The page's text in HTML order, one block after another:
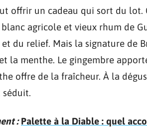
offrir un cadeau qui sort du lot.
agricole et vieux rhum de
du relief. Mais la signature de
la menthe. Le gingembre
offre de la fraîcheur. À la
séduit.
: Palette à la Diable : quel